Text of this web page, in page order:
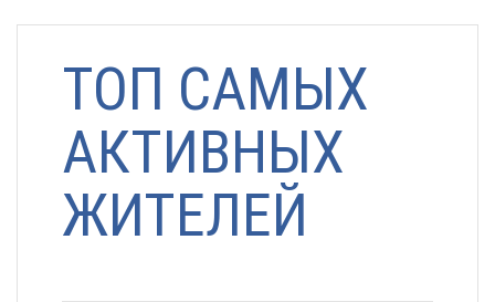
ТОП САМЫХ
АКТИВНЫХ
ЖИТЕЛЕЙ